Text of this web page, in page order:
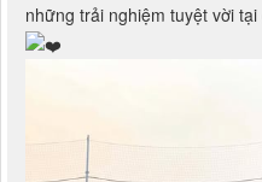
những trải nghiệm tuyệt vời